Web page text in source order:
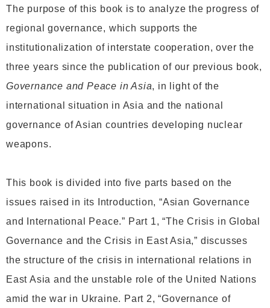
The purpose of this book is to analyze the progress of
regional governance, which supports the
institutionalization of interstate cooperation, over the
three years since the publication of our previous book,
Governance and Peace in Asia, in light of the
international situation in Asia and the national
governance of Asian countries developing nuclear
weapons.
This book is divided into five parts based on the
issues raised in its Introduction, “Asian Governance
and International Peace.” Part 1, “The Crisis in Global
Governance and the Crisis in East Asia,” discusses
the structure of the crisis in international relations in
East Asia and the unstable role of the United Nations
amid the war in Ukraine. Part 2, “Governance of